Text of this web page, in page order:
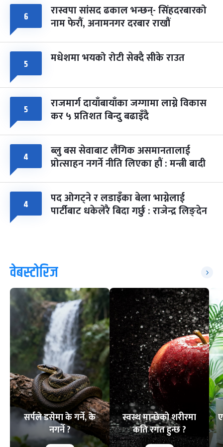
६ रास्वपा सांसद ढकाल भन्छन्- सिंहदरबारको
नाम फेरौं, अनामनगर दरबार राखौं
५ मधेशमा भयको रोटी सेक्दै सीके राउत
५ राजमार्ग दायाँबायाँका जग्गामा लाग्ने विकास
कर ५ प्रतिशत बिन्दु बढाइँदै
४ ब्लु बस सेवाबाट लैंगिक असमानतालाई
प्रोत्साहन नगर्ने नीति लिएका हौं : मन्त्री बादी
४ पद ओगट्ने र लडाइँका बेला भाग्नेलाई
पार्टीबाट धकेलेरै बिदा गर्छु : राजेन्द्र लिङ्देन
वेबस्टोरिज
सर्पले डसेमा के गर्ने, के
नगर्ने ?
स्वस्थ मान्छेको शरीरमा
कति रगत हुन्छ ?